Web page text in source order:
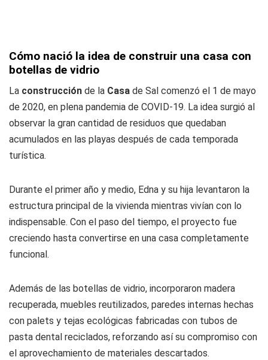
Cómo nació la idea de construir una casa con
botellas de vidrio
La construcción de la Casa de Sal comenzó el 1 de mayo
de 2020, en plena pandemia de COVID-19. La idea surgió al
observar la gran cantidad de residuos que quedaban
acumulados en las playas después de cada temporada
turística.
Durante el primer año y medio, Edna y su hija levantaron la
estructura principal de la vivienda mientras vivían con lo
indispensable. Con el paso del tiempo, el proyecto fue
creciendo hasta convertirse en una casa completamente
funcional.
Además de las botellas de vidrio, incorporaron madera
recuperada, muebles reutilizados, paredes internas hechas
con palets y tejas ecológicas fabricadas con tubos de
pasta dental reciclados, reforzando así su compromiso con
el aprovechamiento de materiales descartados.